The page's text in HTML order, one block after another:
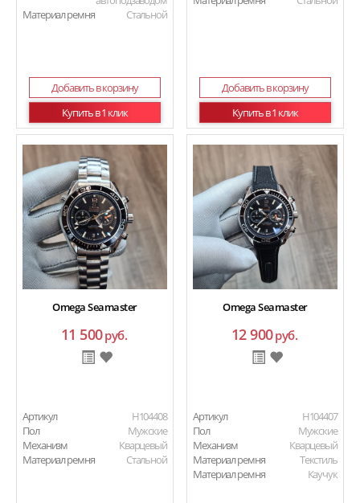
Материал ремня
Стальной
Добавить в корзину
Купить в 1 клик
Добавить в корзину
Купить в 1 клик
Omega Seamaster
11 500руб.
Артикул
H104408
Пол
Мужские
Механизм
Кварцевый
Материал ремня
Стальной
Omega Seamaster
12 900руб.
Артикул
H104407
Пол
Мужские
Механизм
Кварцевый
Материал ремня
Текстиль
Материал ремня
Каучук